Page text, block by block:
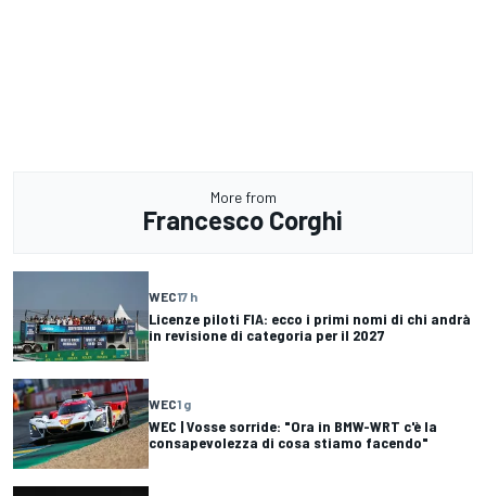
More from
Francesco Corghi
WEC17 h
Licenze piloti FIA: ecco i primi nomi di chi andrà
in revisione di categoria per il 2027
WEC1 g
WEC | Vosse sorride: "Ora in BMW-WRT c'è la
consapevolezza di cosa stiamo facendo"